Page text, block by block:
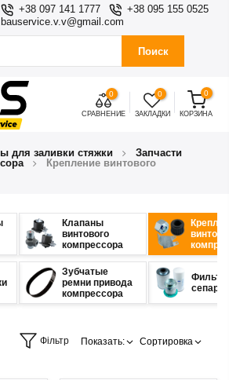
+38 097 141 1777
+38 095 155 0525
bauservice.v.v@gmail.com
Поиск
0
СРАВНЕНИЕ
0
ЗАКЛАДКИ
0
КОРЗИНА
для заливки стяжки
Запчасти
Крепление винтового
Клапаны
винтового
компрессора
Зубчатые
ремни привода
компрессора
Фільтр Показать: Сортировка